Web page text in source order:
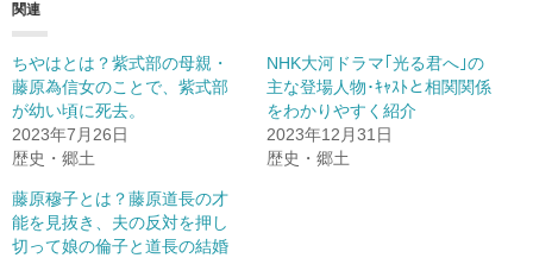
関連
ちやはとは？紫式部の母親・
藤原為信女のことで、紫式部
が幼い頃に死去。
2023年7月26日
歴史・郷土
NHK大河ドラマ｢光る君へ｣の
主な登場人物･ｷｬｽﾄと相関関係
をわかりやすく紹介
2023年12月31日
歴史・郷土
藤原穆子とは？藤原道長の才
能を見抜き、夫の反対を押し
切って娘の倫子と道長の結婚